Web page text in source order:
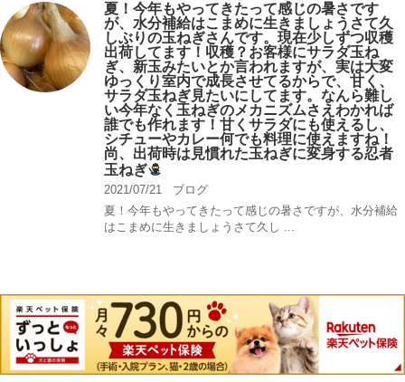
夏！今年もやってきたって感じの暑さです
が、水分補給はこまめに生きましょうさて久
しぶりの玉ねぎさんです。現在少しずつ収穫
出荷してます！収穫？お客様にサラダ玉ね
ぎ、新玉みたいとか言われますが、実は大変
ゆっくり室内で成長させてるからで、甘く、
サラダ玉ねぎ見たいにしてます。なんら難し
い今年なく玉ねぎのメカニズムさえわかれば
誰でも作れます！甘くサラダにも使えるし、
シチューやカレー何でも料理に使えますね！
尚、出荷時は見慣れた玉ねぎに変身する忍者
玉ねぎ
2021/07/21
ブログ
夏！今年もやってきたって感じの暑さですが、水分補給
はこまめに生きましょうさて久し ...